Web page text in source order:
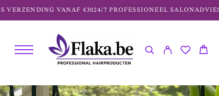
VERZENDING VANAF €3024/7 PROFESSIONEEL SALONADVIES